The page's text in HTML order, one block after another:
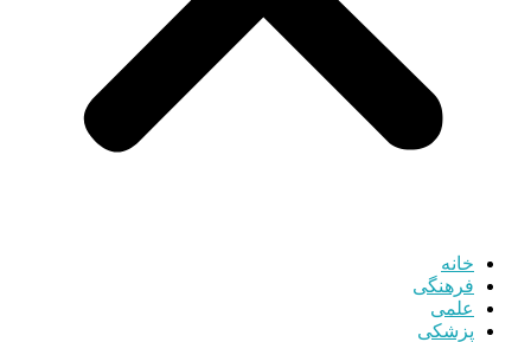
خانه
فرهنگی
علمی
پزشکی